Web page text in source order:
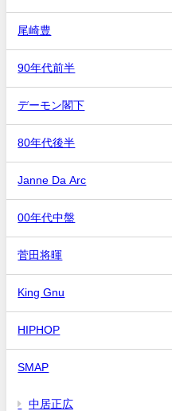
尾崎豊
90年代前半
デーモン閣下
80年代後半
Janne Da Arc
00年代中盤
菅田将暉
King Gnu
HIPHOP
SMAP
中居正広